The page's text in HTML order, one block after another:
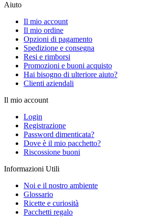
Aiuto
Il mio account
Il mio ordine
Opzioni di pagamento
Spedizione e consegna
Resi e rimborsi
Promozioni e buoni acquisto
Hai bisogno di ulteriore aiuto?
Clienti aziendali
Il mio account
Login
Registrazione
Password dimenticata?
Dove è il mio pacchetto?
Riscossione buoni
Informazioni Utili
Noi e il nostro ambiente
Glossario
Ricette e curiosità
Pacchetti regalo